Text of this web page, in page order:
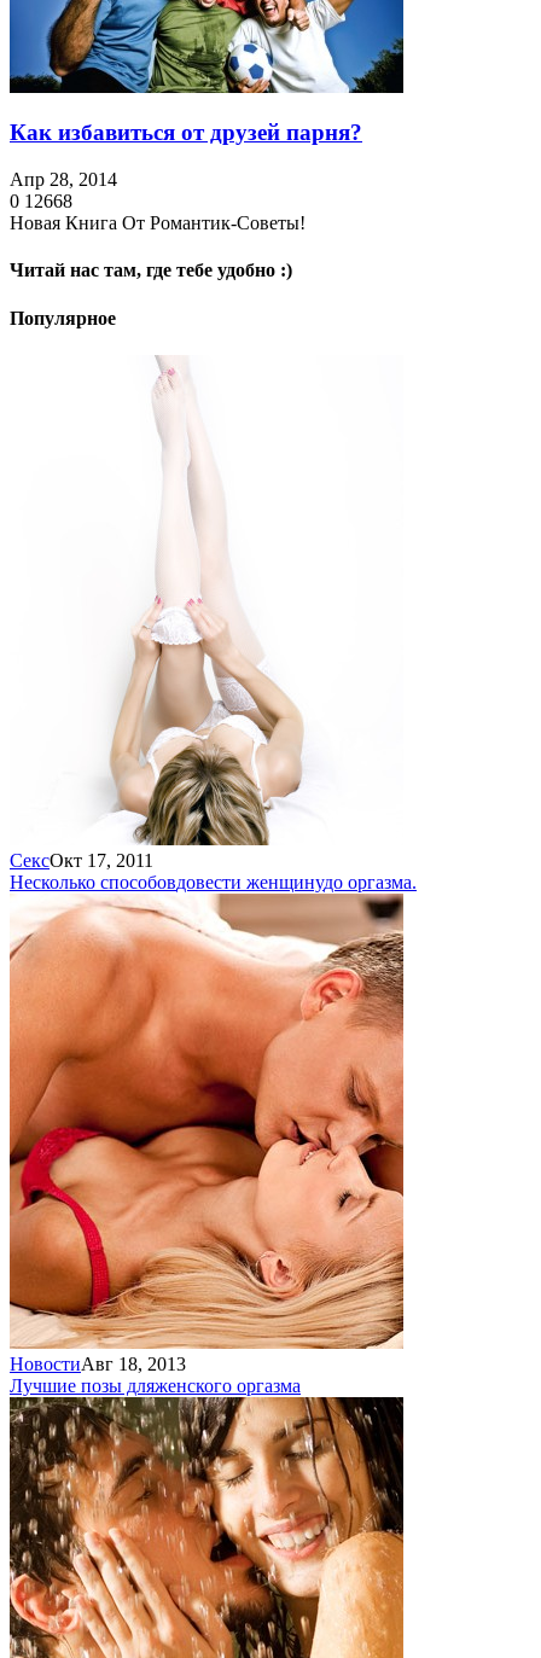
Как избавиться от друзей парня?
Апр 28, 2014
0 12668
Новая Книга От Романтик-Советы!
Читай нас там, где тебе удобно :)
Популярное
СексОкт 17, 2011
Несколько способовдовести женщинудо оргазма.
НовостиАвг 18, 2013
Лучшие позы дляженского оргазма